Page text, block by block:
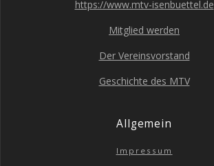
https://www.mtv-isenbuettel.de
Mit­glied werden
Der Ver­eins­vor­stand
Geschich­te des MTV
All­ge­mein
Impres­sum